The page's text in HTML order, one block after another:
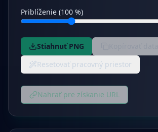
Priblíženie (100 %)
Stiahnuť PNG
Resetovať pracovný priestor
Nahrať pre získanie URL